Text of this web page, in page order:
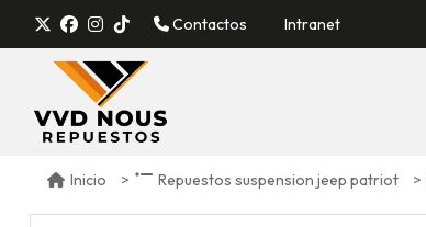
Contactos Intranet
Inicio Repuestos suspension jeep patriot